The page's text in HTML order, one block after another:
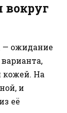
— ожидание
кожей. На
и
её